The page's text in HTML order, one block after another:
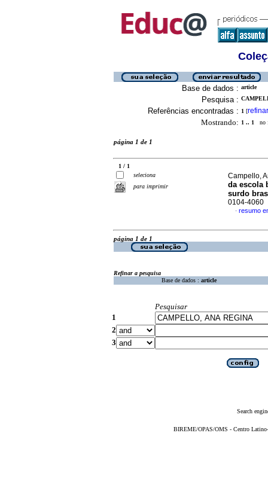
Base de dados : article
Pesquisa :
Referências encontradas : 1 [refinar
Mostrando: 1 .. 1 no
página 1 de 1
1 / 1
seleciona
para imprimir
Campello,
da escola
surdo
0104-4060
· resumo
página 1 de 1
Refinar a pesquisa
Base de dados : article
Pesquisar
1
2
3
Search
BIREME/OPAS/OMS - Centro Latino-